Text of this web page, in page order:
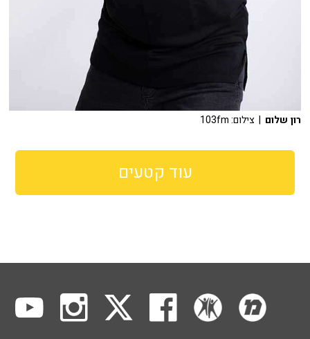
רון שלום | צילום: 103fm
עוד קטעים